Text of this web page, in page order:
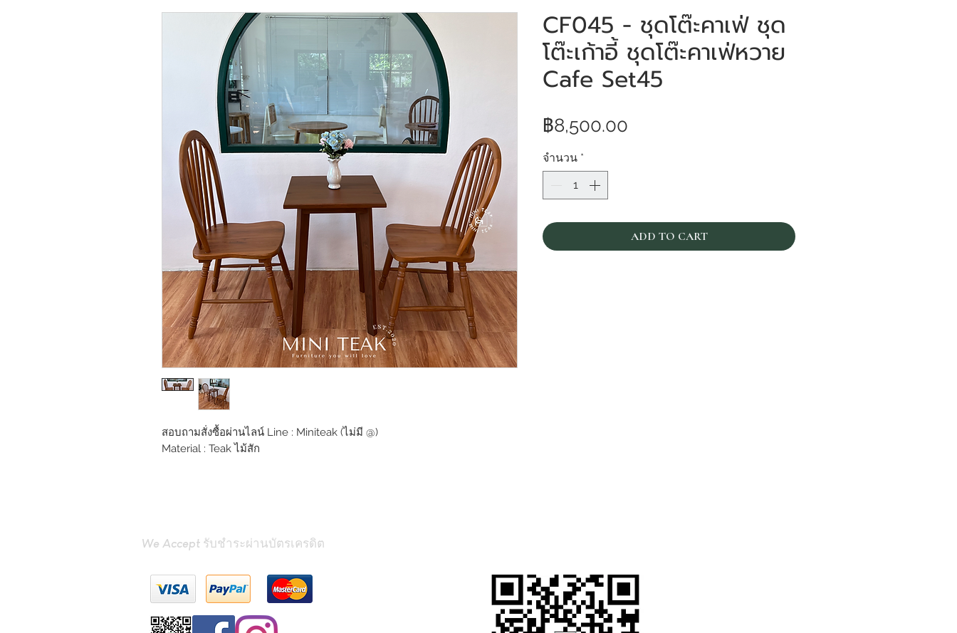
สอบถามสั่งซื้อผ่านไลน์ Line : Miniteak (ไม่มี @)
Material : Teak ไม้สัก
CF045 - ชุดโต๊ะคาเฟ่ ชุด
โต๊ะเก้าอี้ ชุดโต๊ะคาเฟ่หวาย
Cafe Set45
฿8,500.00
จำนวน *
ADD TO CART
We Accept รับชำระผ่านบัตรเครดิต